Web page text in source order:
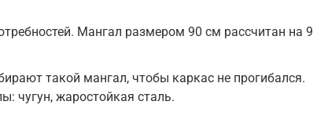
Мангал размером 90 см рассчитан на 9
такой мангал, чтобы каркас не прогибался.
чугун, жаростойкая сталь.